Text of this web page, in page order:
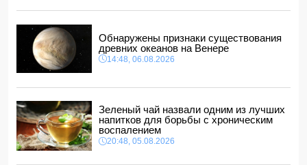
представителей, одного назначил на новую должность
14:00, 06.08.2026
Прогноз погоды в Азербайджане на 7 августа
12:48, 06.08.2026
гибелью граждан Азербайджана в Азовском и Чёрном
морях
12:40, 06.08.2026
Обнаружены признаки существования
древних океанов на Венере
14:48, 06.08.2026
Зеленый чай назвали одним из лучших
напитков для борьбы с хроническим
воспалением
20:48, 05.08.2026